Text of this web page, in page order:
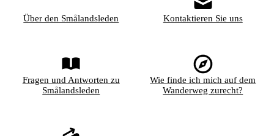
Über den Smålandsleden Kontaktieren Sie uns
Fragen und Antworten zu
Smålandsleden
Wie finde ich mich auf dem
Wanderweg zurecht?